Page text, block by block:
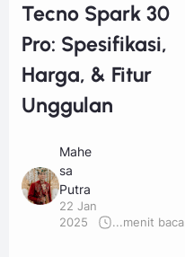
Tecno Spark 30
Pro: Spesifikasi,
Harga, & Fitur
Unggulan
Mahe
sa
Putra
22 Jan
2025
... menit baca